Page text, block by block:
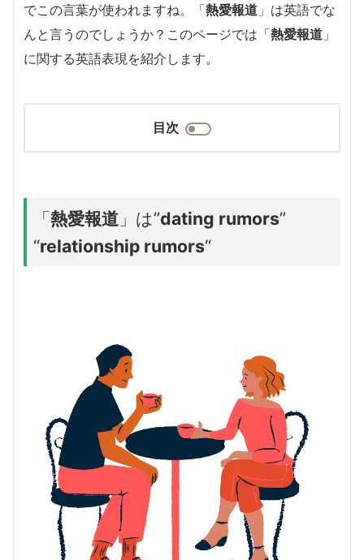
でこの言葉が使われますね。「熱愛報道 」は英語でな
んと言うのでしょうか？このページでは「熱愛報道 」
に関する英語表現を紹介します。
目次
「熱愛報道 」は”dating rumors”
“relationship rumors“